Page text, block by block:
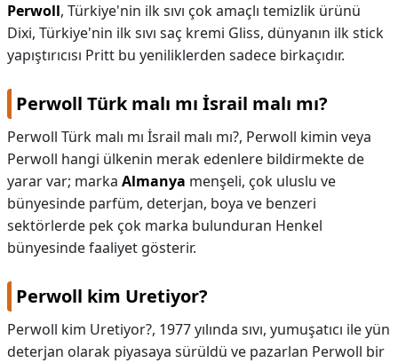
Perwoll, Türkiye'nin ilk sıvı çok amaçlı temizlik ürünü
Dixi, Türkiye'nin ilk sıvı saç kremi Gliss, dünyanın ilk stick
yapıştırıcısı Pritt bu yeniliklerden sadece birkaçıdır.
Perwoll Türk malı mı İsrail malı mı?
Perwoll Türk malı mı İsrail malı mı?, Perwoll kimin veya
Perwoll hangi ülkenin merak edenlere bildirmekte de
yarar var; marka Almanya menşeli, çok uluslu ve
bünyesinde parfüm, deterjan, boya ve benzeri
sektörlerde pek çok marka bulunduran Henkel
bünyesinde faaliyet gösterir.
Perwoll kim Uretiyor?
Perwoll kim Uretiyor?, 1977 yılında sıvı, yumuşatıcı ile yün
deterjan olarak piyasaya sürüldü ve pazarlan Perwoll bir